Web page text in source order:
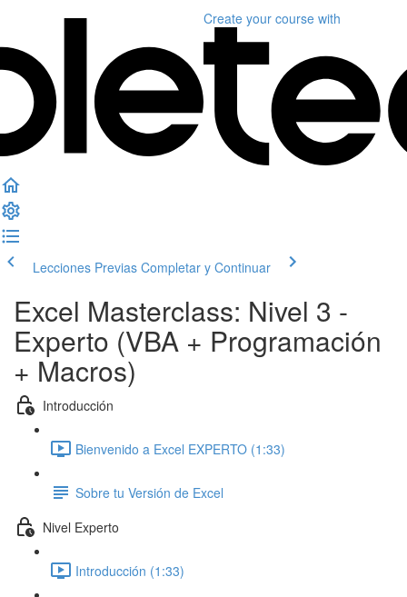
Create your course with
Lecciones Previas Completar y Continuar
Excel Masterclass: Nivel 3 -
Experto (VBA + Programación
+ Macros)
Introducción
Bienvenido a Excel EXPERTO (1:33)
Sobre tu Versión de Excel
Nivel Experto
Introducción (1:33)